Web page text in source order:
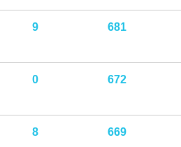
9 681
0 672
8 669